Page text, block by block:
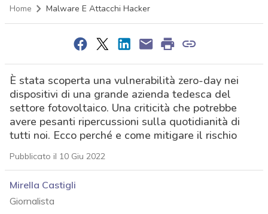
Home Malware E Attacchi Hacker
È stata scoperta una vulnerabilità zero-day nei
dispositivi di una grande azienda tedesca del
settore fotovoltaico. Una criticità che potrebbe
avere pesanti ripercussioni sulla quotidianità di
tutti noi. Ecco perché e come mitigare il rischio
Pubblicato il 10 Giu 2022
Mirella Castigli
Giornalista